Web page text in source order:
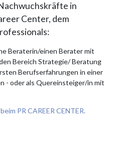
in
Center, dem
Beraterin/einen Berater mit
Bereich Strategie/ Beratung
Berufserfahrungen in einer
- oder als Quereinsteiger/in mit
PR CAREER CENTER.